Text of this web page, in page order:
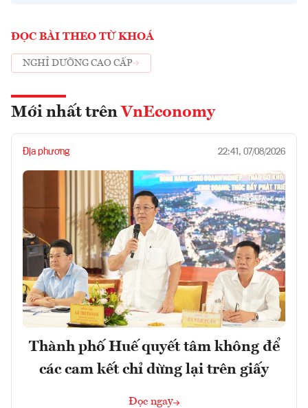
ĐỌC BÀI THEO TỪ KHOÁ
NGHỈ DƯỠNG CAO CẤP
Mới nhất trên VnEconomy
Địa phương 22:41, 07/08/2026
Thành phố Huế quyết tâm không để
các cam kết chỉ dừng lại trên giấy
Đọc ngay